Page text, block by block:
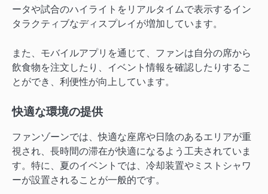
ータや試合のハイライトをリアルタイムで表示するイン
タラクティブなディスプレイが増加しています。
また、モバイルアプリを通じて、ファンは自分の席から
飲食物を注文したり、イベント情報を確認したりするこ
とができ、利便性が向上しています。
快適な環境の提供
ファンゾーンでは、快適な座席や日陰のあるエリアが重
視され、長時間の滞在が快適になるよう工夫されていま
す。特に、夏のイベントでは、冷却装置やミストシャワ
ーが設置されることが一般的です。